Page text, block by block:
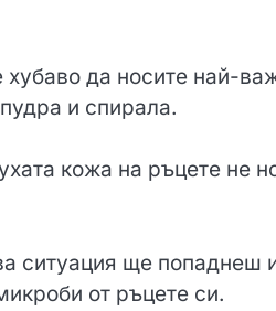
да носите най-
и спирала.
кожа на ръцете не
ситуация ще попаднеш
от ръцете си.